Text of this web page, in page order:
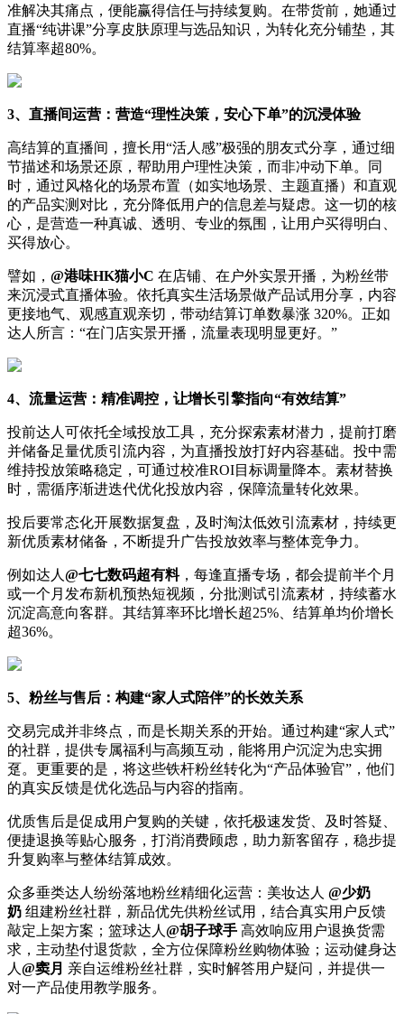
准解决其痛点，便能赢得信任与持续复购。在带货前，她通过
直播“纯讲课”分享皮肤原理与选品知识，为转化充分铺垫，其
结算率超80%。
3、 直播间运营：营造“理性决策，安心下单”的沉浸体验
高结算的直播间，擅长用“活人感”极强的朋友式分享，通过细
节描述和场景还原，帮助用户理性决策，而非冲动下单。同
时，通过风格化的场景布置（如实地场景、主题直播）和直观
的产品实测对比，充分降低用户的信息差与疑虑。这一切的核
心，是营造一种真诚、透明、专业的氛围，让用户买得明白、
买得放心。
譬如， @港味HK猫小C 在店铺、在户外实景开播，为粉丝带
来沉浸式直播体验。依托真实生活场景做产品试用分享，内容
更接地气、观感直观亲切，带动结算订单数暴涨 320%。正如
达人所言：“在门店实景开播，流量表现明显更好。”
4、 流量运营：精准调控，让增长引擎指向“有效结算”
投前达人可依托全域投放工具，充分探索素材潜力，提前打磨
并储备足量优质引流内容，为直播投放打好内容基础。投中需
维持投放策略稳定，可通过校准ROI目标调量降本。素材替换
时，需循序渐进迭代优化投放内容，保障流量转化效果。
投后要常态化开展数据复盘，及时淘汰低效引流素材，持续更
新优质素材储备，不断提升广告投放效率与整体竞争力。
例如达人 @七七数码超有料，每逢直播专场，都会提前半个月
或一个月发布新机预热短视频，分批测试引流素材，持续蓄水
沉淀高意向客群。其结算率环比增长超25%、结算单均价增长
超36%。
5、 粉丝与售后：构建“家人式陪伴”的长效关系
交易完成并非终点，而是长期关系的开始。通过构建“家人式”
的社群，提供专属福利与高频互动，能将用户沉淀为忠实拥
趸。更重要的是，将这些铁杆粉丝转化为“产品体验官”，他们
的真实反馈是优化选品与内容的指南。
优质售后是促成用户复购的关键，依托极速发货、及时答疑、
便捷退换等贴心服务，打消消费顾虑，助力新客留存，稳步提
升复购率与整体结算成效。
众多垂类达人纷纷落地粉丝精细化运营：美妆达人 @少奶
奶 组建粉丝社群，新品优先供粉丝试用，结合真实用户反馈
敲定上架方案；篮球达人 @胡子球手 高效响应用户退换货需
求，主动垫付退货款，全方位保障粉丝购物体验；运动健身达
人 @窦月 亲自运维粉丝社群，实时解答用户疑问，并提供一
对一产品使用教学服务。